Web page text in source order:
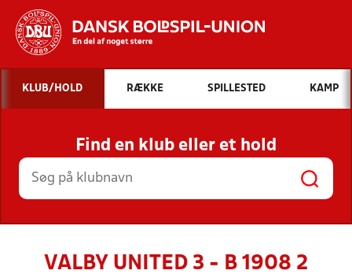
Hvad vil du søge efter?
INDHOLD OG NYHEDER
STILLINGER, RESULTATER, KLUBBER OG
HOLD
KLUB/HOLD RÆKKE SPILLESTED KAMP
Find en klub eller et hold
VALBY UNITED 3 - B 1908 2